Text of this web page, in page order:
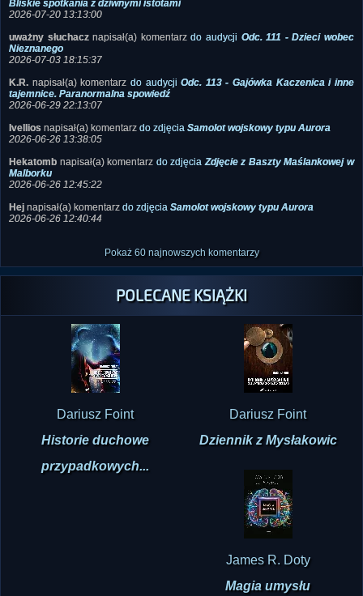
Bliskie spotkania z dziwnymi istotami
2026-07-20 13:13:00
uważny słuchacznapisał(a) komentarzdo audycji Odc. 111 - Dzieci wobec
Nieznanego
2026-07-03 18:15:37
K.R. napisał(a) komentarz do audycjiOdc. 113 - Gajówka Kaczenica i inne
tajemnice. Paranormalna spowiedź
2026-06-29 22:13:07
Ivellios napisał(a) komentarz do zdjęcia Samolot wojskowy typu Aurora
2026-06-26 13:38:05
Hekatomb napisał(a) komentarz do zdjęciaZdjęcie z Baszty Maślankowej w
Malborku
2026-06-26 12:45:22
Hej napisał(a) komentarz do zdjęcia Samolot wojskowy typu Aurora
2026-06-26 12:40:44
Pokaż 60 najnowszych komentarzy
POLECANE KSIĄŻKI
Dariusz Foint
Historie duchowe
przypadkowych...
Dariusz Foint
Dziennik z Mysłakowic
James R. Doty
Magia umysłu